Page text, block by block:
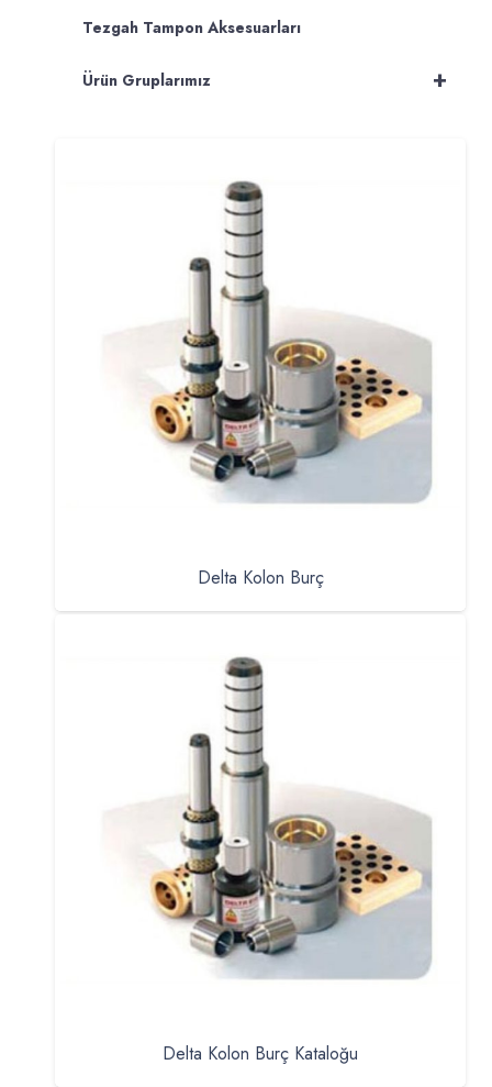
Tezgah Tampon Aksesuarları
+
Ürün Gruplarımız
Delta Kolon Burç
Delta Kolon Burç Kataloğu